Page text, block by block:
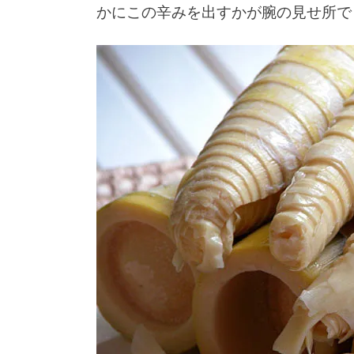
かにこの辛みを出すかが腕の見せ所